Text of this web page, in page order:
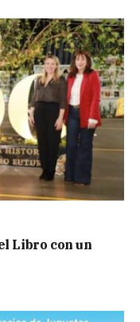
Libro con un